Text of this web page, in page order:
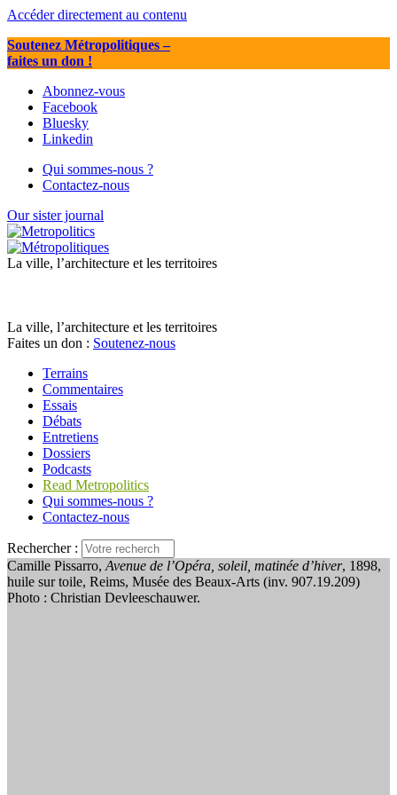
Accéder directement au contenu
Soutenez Métropolitiques–
faites un don !
Abonnez-vous
Facebook
Bluesky
Linkedin
Qui sommes-nous ?
Contactez-nous
Our sister journal
La ville, l’architecture et les territoires
La ville, l’architecture et les territoires
Faites un don : Soutenez-nous
Terrains
Commentaires
Essais
Débats
Entretiens
Dossiers
Podcasts
Read Metropolitics
Qui sommes-nous ?
Contactez-nous
Rechercher :
Camille Pissarro, Avenue de l’Opéra, soleil, matinée d’hiver, 1898,
huile sur toile, Reims, Musée des Beaux-Arts (inv. 907.19.209)
Photo : Christian Devleeschauwer.